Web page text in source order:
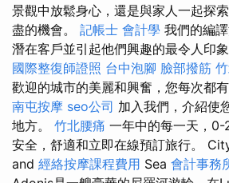
景觀中放鬆身心，還是與家人一起探
盡的機會。 記帳士 會計學 我們的編
潛在客戶並引起他們興趣的最令人印象
國際整復師證照 台中泡腳 臉部撥筋
歡迎的城市的美麗和興奮，您每次都有
南屯按摩 seo公司 加入我們，介紹使
地方。 竹北腰痛 一年中的每一天，0-
安全，舒適和立即在線預訂旅行。
and 經絡按摩課程費用 Sea 會計事務